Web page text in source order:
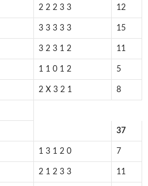
2 2 2 3 3 12
3 3 3 3 3 15
3 2 3 1 2 11
1 1 0 1 2 5
2 X 3 2 1 8
37
1 3 1 2 0 7
2 1 2 3 3 11